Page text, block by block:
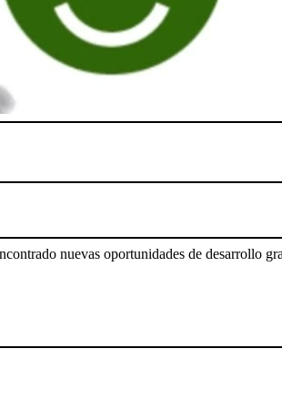
nuevas oportunidades de desarrollo